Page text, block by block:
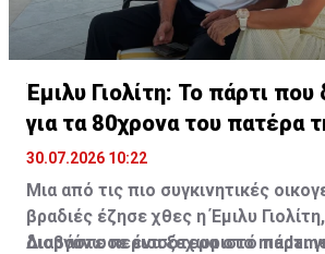
Έμιλυ Γιολίτη: Το πάρτι
για τα 80χρονα του πατέρα
30.07.2026 10:22
Μια από τις πιο συγκινητικές
βραδιές έζησε χθες η Έμιλυ
διοργάνωσε ένα ξεχωριστό πάρτι
Διαβάστε περισσότερα στο